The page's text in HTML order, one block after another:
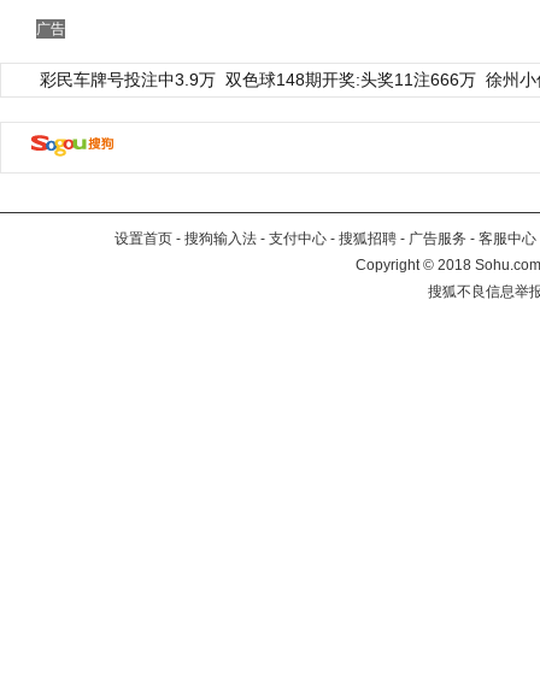
广告
彩民车牌号投注中3.9万 双色球148期开奖:头奖11注666万 徐州
设置首页 - 搜狗输入法 - 支付中心 - 搜狐招聘 - 广告服务 - 客服中心
Copyright©2018
搜狐不良信息举